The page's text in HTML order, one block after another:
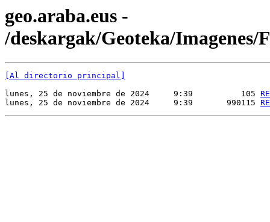
geo.araba.eus -
/deskargak/Geoteka/Imagenes/
[Al directorio principal]
lunes, 25 de noviembre de 2024     9:39          105
lunes, 25 de noviembre de 2024     9:39       990115